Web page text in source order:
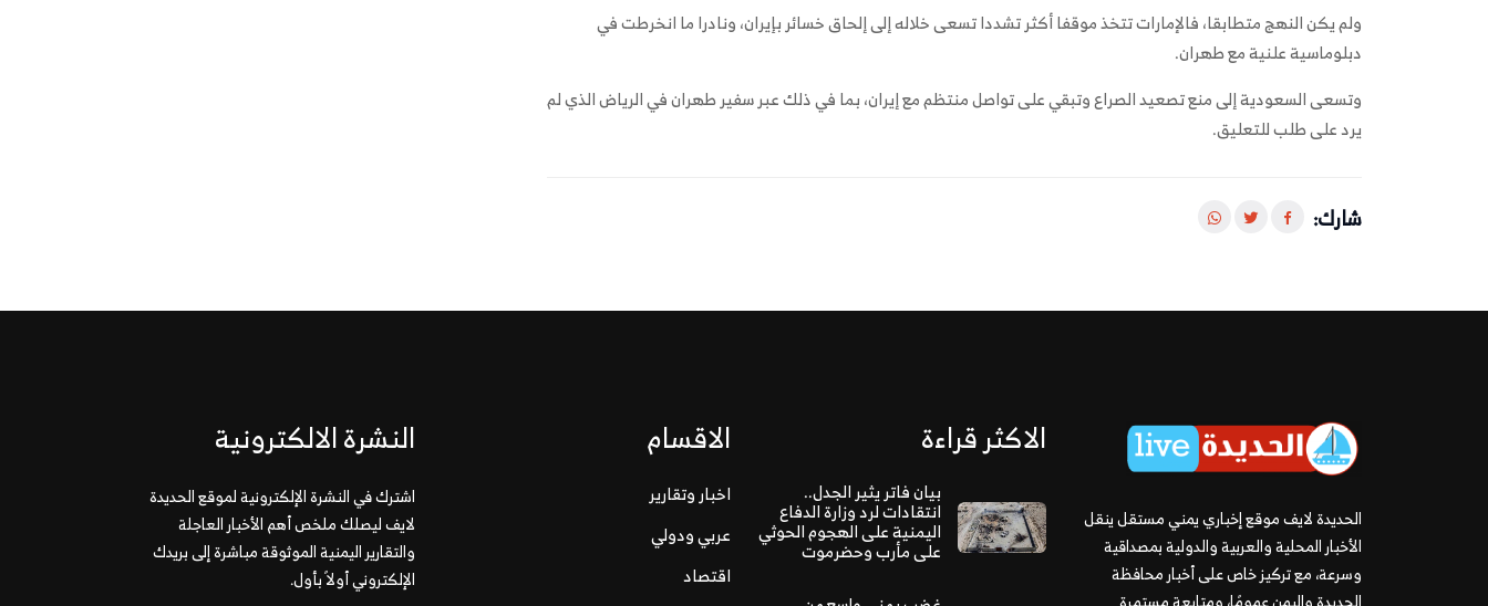
ولم يكن النهج متطابقا، فالإمارات تتخذ موقفا أكثر تشددا تسعى خلاله إلى إلحاق خسائر بإيران، ونادرا ما انخرطت في
دبلوماسية ​علنية مع طهران.
وتسعى السعودية إلى منع تصعيد الصراع وتبقي على تواصل منتظم مع إيران، بما في ذلك عبر سفير طهران في الرياض الذي لم
يرد على طلب للتعليق.
شارك:
الحديدة لايف موقع إخباري يمني مستقل ينقل
الأخبار المحلية والعربية والدولية بمصداقية
وسرعة، مع تركيز خاص على أخبار محافظة
الاكثر قراءة
بيان فاتر يثير الجدل..
انتقادات لرد وزارة الدفاع
اليمنية على الهجوم الحوثي
على مأرب وحضرموت
الاقسام
اخبار وتقارير
عربي ودولي
اقتصاد
النشرة الالكترونية
اشترك في النشرة الإلكترونية لموقع الحديدة
لايف ليصلك ملخص أهم الأخبار العاجلة
والتقارير اليمنية الموثوقة مباشرة إلى بريدك
الإلكتروني أولاً بأول.